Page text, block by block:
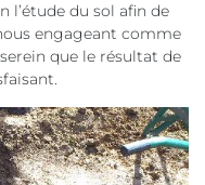
l’étude du sol afin de
engageant comme
que le résultat de